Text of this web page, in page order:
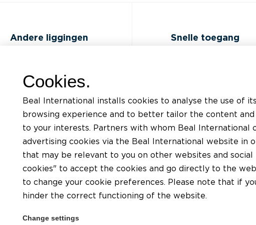
Andere liggingen
Privacybeleid
Gebruiksvoorwaarden van BEAL
Cookies charter
Algemene voorwaarden
Snelle toegang
ondersteuning
Een plaatser vinden
Cookies.
Beal International installs cookies to analyse the use of
browsing experience and to better tailor the content
to your interests. Partners with whom Beal International
advertising cookies via the Beal International website in
that may be relevant to you on other websites and social
cookies" to accept the cookies and go directly to the
to change your cookie preferences. Please note that if
hinder the correct functioning of the website.
Change settings